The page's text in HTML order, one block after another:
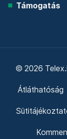
Támogatás
© 2026
Átláthatóság